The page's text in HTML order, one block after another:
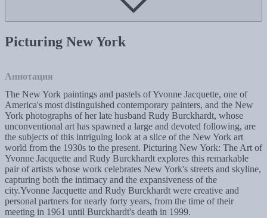
Picturing New York
Аннотация
The New York paintings and pastels of Yvonne Jacquette, one of
America's most distinguished contemporary painters, and the New
York photographs of her late husband Rudy Burckhardt, whose
unconventional art has spawned a large and devoted following, are
the subjects of this intriguing look at a slice of the New York art
world from the 1930s to the present. Picturing New York: The Art of
Yvonne Jacquette and Rudy Burckhardt explores this remarkable
pair of artists whose work celebrates New York's streets and skyline,
capturing both the intimacy and the expansiveness of the
city.Yvonne Jacquette and Rudy Burckhardt were creative and
personal partners for nearly forty years, from the time of their
meeting in 1961 until Burckhardt's death in 1999.